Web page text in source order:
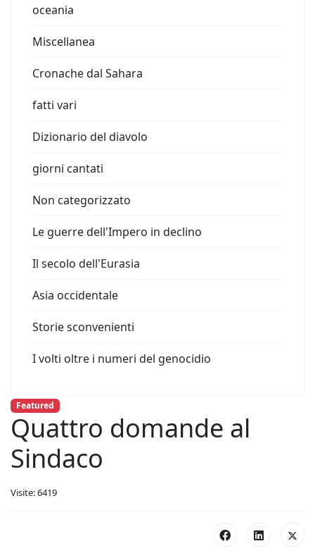
oceania
Miscellanea
Cronache dal Sahara
fatti vari
Dizionario del diavolo
giorni cantati
Non categorizzato
Le guerre dell'Impero in declino
Il secolo dell'Eurasia
Asia occidentale
Storie sconvenienti
I volti oltre i numeri del genocidio
Featured
Quattro domande al
Sindaco
Visite: 6419